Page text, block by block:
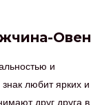
Овен
и
любит ярких и
друг друга в